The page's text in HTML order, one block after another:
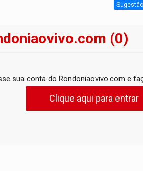
(0)
sua conta do Rondoniaovivo.com e
Clique aqui para entrar